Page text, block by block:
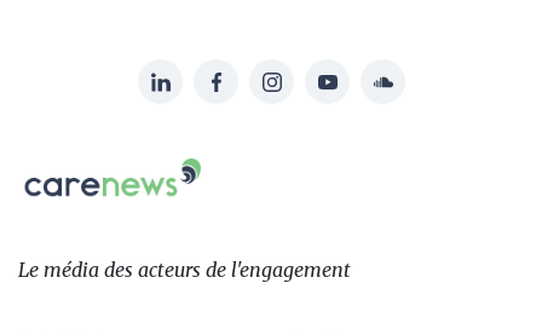
sur:
LinkedInFacebookInstagramYouTubeSoundcloud
Carenews,
Le
des
Le média des acteurs de l'engagement